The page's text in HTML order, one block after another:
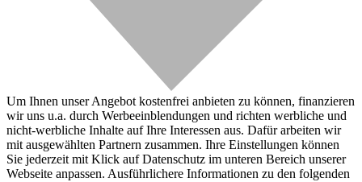
Um Ihnen unser Angebot kostenfrei anbieten zu können, finanzieren
wir uns u.a. durch Werbeeinblendungen und richten werbliche und
nicht-werbliche Inhalte auf Ihre Interessen aus. Dafür arbeiten wir
mit ausgewählten Partnern zusammen. Ihre Einstellungen können
Sie jederzeit mit Klick auf Datenschutz im unteren Bereich unserer
Webseite anpassen. Ausführlichere Informationen zu den folgenden